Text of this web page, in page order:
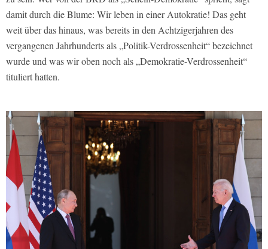
damit durch die Blume: Wir leben in einer Autokratie! Das geht
weit über das hinaus, was bereits in den Achtzigerjahren des
vergangenen Jahrhunderts als „Politik-Verdrossenheit“ bezeichnet
wurde und was wir oben noch als „Demokratie-Verdrossenheit“
tituliert hatten.